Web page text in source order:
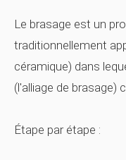
Le brasage est un
traditionnellement
céramique) dans
(l'alliage de brasage)
Étape par étape :